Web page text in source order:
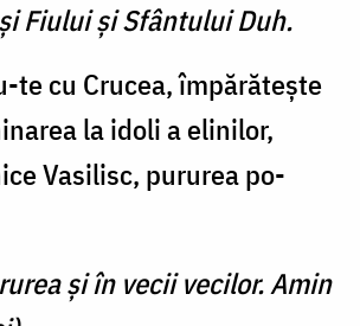
Fiului şi Sfântului Duh.
te cu Crucea, împărăteşte
la idoli a elinilor,
Vasilisc, pururea po­
şi în vecii vecilor. Amin